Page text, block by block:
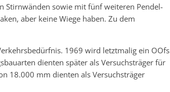
Stirnwänden sowie mit fünf weiteren Pendel-
aber keine Wiege haben. Zu dem
1969 wird letztmalig ein OOfs
dienten später als Versuchsträger für
18.000 mm dienten als Versuchsträger